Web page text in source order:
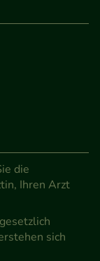
die
Ihren Arzt
sich